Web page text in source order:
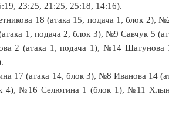
23:25, 21:25, 25:18, 14:16).
18 (атака 15, подача 1, блок 2),
1, подача 2, блок 3), №9 Савчук 5
2 (атака 1, подача 1), №14 Шатунова
17 (атака 14, блок 3), №8 Иванова 14
4), №16 Селютина 1 (блок 1), №11